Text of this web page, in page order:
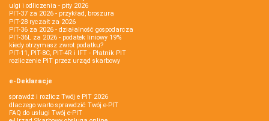
ulgi i odliczenia - pity 2026
PIT-37 za 2026 - przykład, broszura
PIT-28 ryczałt za 2026
PIT-36 za 2026 - działalność gospodarcza
PIT-36L za 2026 - podatek liniowy 19%
kiedy otrzymasz zwrot podatku?
PIT-11, PIT-8C, PIT-4R i IFT - Płatnik PIT
rozliczenie PIT przez urząd skarbowy
e-Deklaracje
sprawdź i rozlicz Twój e PIT 2026
dlaczego warto sprawdzić Twój e-PIT
FAQ do usługi Twój e-PIT